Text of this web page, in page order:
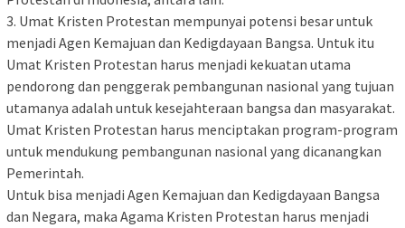
3. Umat Kristen Protestan mempunyai potensi besar untuk
menjadi Agen Kemajuan dan Kedigdayaan Bangsa. Untuk itu
Umat Kristen Protestan harus menjadi kekuatan utama
pendorong dan penggerak pembangunan nasional yang tujuan
utamanya adalah untuk kesejahteraan bangsa dan masyarakat.
Umat Kristen Protestan harus menciptakan program-program
untuk mendukung pembangunan nasional yang dicanangkan
Pemerintah.
Untuk bisa menjadi Agen Kemajuan dan Kedigdayaan Bangsa
dan Negara, maka Agama Kristen Protestan harus menjadi